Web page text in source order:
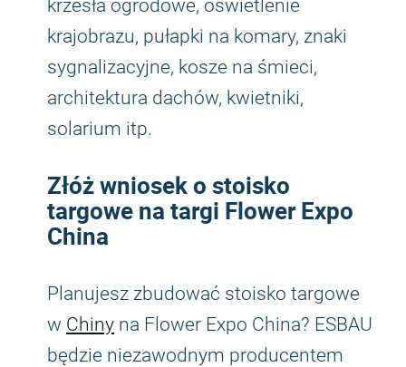
krzesła ogrodowe, oświetlenie
krajobrazu, pułapki na komary, znaki
sygnalizacyjne, kosze na śmieci,
architektura dachów, kwietniki,
solarium itp.
Złóż wniosek o stoisko
targowe na targi Flower Expo
China
Planujesz zbudować stoisko targowe
w Chiny na Flower Expo China? ESBAU
będzie niezawodnym producentem